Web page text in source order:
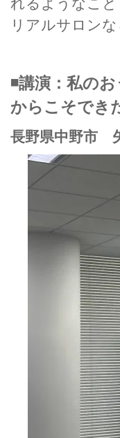
リアルサロン
◾️講演：私の
からこそでき
長野県中野市